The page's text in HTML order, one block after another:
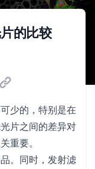
的比较
章
邮件分享
通过链接分享
少的，特别是在
片之间的差异对
重要。
。同时，发射滤